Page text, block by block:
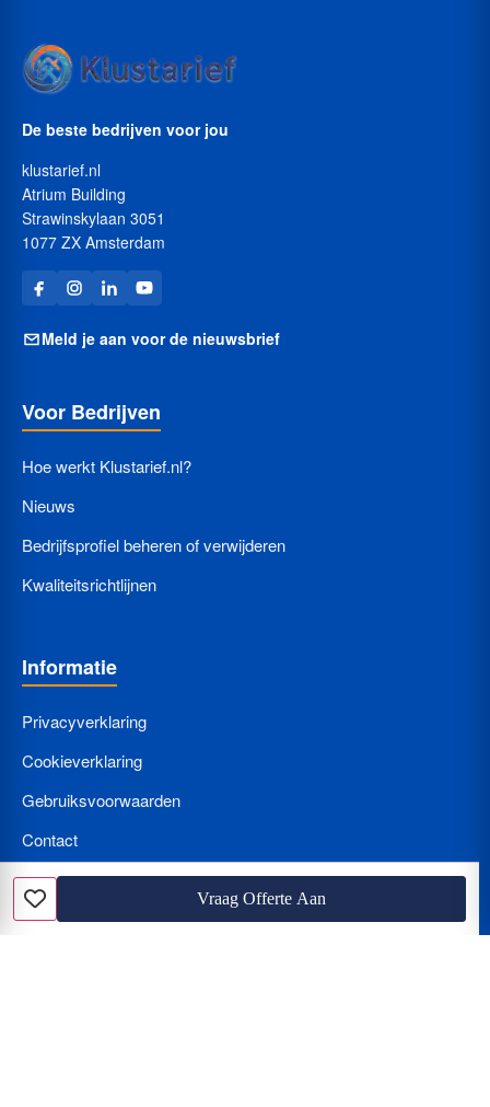
Favoriet
Vraag Offerte Aan
De beste bedrijven voor jou
klustarief.nl
Atrium Building
Strawinskylaan 3051
1077 ZX Amsterdam
Meld je aan voor de nieuwsbrief
Voor Bedrijven
Hoe werkt Klustarief.nl?
Nieuws
Bedrijfsprofiel beheren of verwijderen
Kwaliteitsrichtlijnen
Informatie
Privacyverklaring
Cookieverklaring
Gebruiksvoorwaarden
Contact
Bedrijf Aanmelden